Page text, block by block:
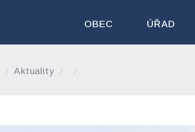
OBEC ÚŘAD
Aktuality